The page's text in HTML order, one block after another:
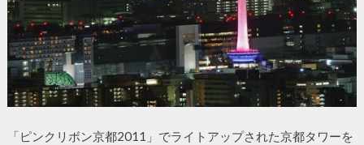
「ピンクリボン京都2011」でライトアップされた京都タワーを